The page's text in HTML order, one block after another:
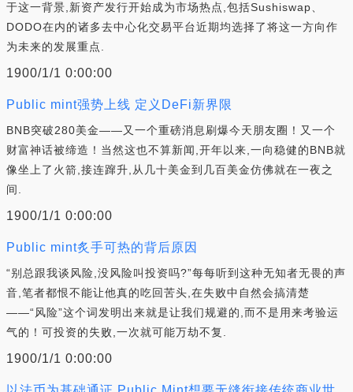
于这一背景,新资产发行开始成为市场热点,包括Sushiswap、
DODO在内的诸多去中心化交易平台近期均选择了将这一方向作
为未来的发展重点.
1900/1/1 0:00:00
Public mint强势上线 定义DeFi新界限
BNB突破280美金——又一个重磅消息刷爆今天朋友圈！又一个
财富神话被缔造！当然这也不算新闻,开年以来,一向稳健的BNB就
像坐上了火箭,接连蹿升,从几十美金到几百美金仿佛就在一夜之
间.
1900/1/1 0:00:00
Public mint炙手可热的背后原因
“别总跟我谈风险,没风险叫投资吗?”每每听到这种无知者无畏的声
音,笔者都恨不能让他真的吃回苦头,在失败中自然会搞清楚
——“风险”这个词发明出来就是让我们规避的,而不是用来考验运
气的！可投资的失败,一次就可能万劫不复.
1900/1/1 0:00:00